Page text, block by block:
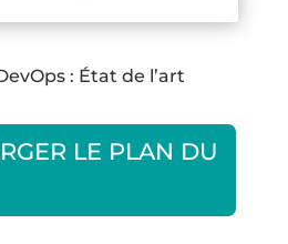
: État de l’art
LE PLAN DU